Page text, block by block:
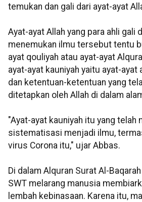
temukan dan gali dari ayat-ayat
Ayat-ayat Allah yang para ahli gali
menemukan ilmu tersebut tentu
ayat qouliyah atau ayat-ayat
ayat-ayat kauniyah yaitu ayat-
dan ketentuan-ketentuan yang
ditetapkan oleh Allah di dalam
"Ayat-ayat kauniyah itu yang telah
sistematisasi menjadi ilmu,
virus Corona itu," ujar Abbas.
Di dalam Alquran Surat Al-
SWT melarang manusia
lembah kebinasaan. Karena itu,